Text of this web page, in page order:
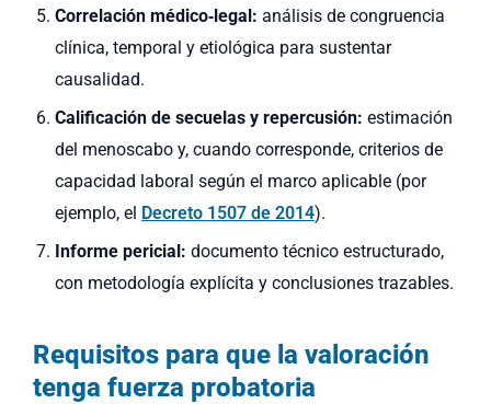
Correlación médico‑legal: análisis de congruencia
clínica, temporal y etiológica para sustentar
causalidad.
Calificación de secuelas y repercusión: estimación
del menoscabo y, cuando corresponde, criterios de
capacidad laboral según el marco aplicable (por
ejemplo, el Decreto 1507 de 2014).
Informe pericial: documento técnico estructurado,
con metodología explícita y conclusiones trazables.
Requisitos para que la valoración
tenga fuerza probatoria